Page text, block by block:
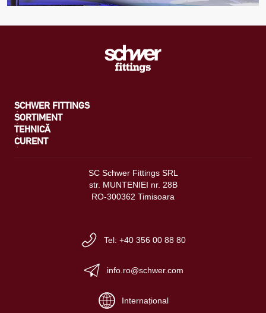
SCHWER FITTINGS
SORTIMENT
TEHNICĂ
CURENT
SC Schwer Fittings SRL
str. MUNTENIEI nr. 28B
RO-300362 Timisoara
Tel: +40 356 00 88 80
info.ro@schwer.com
Internațional